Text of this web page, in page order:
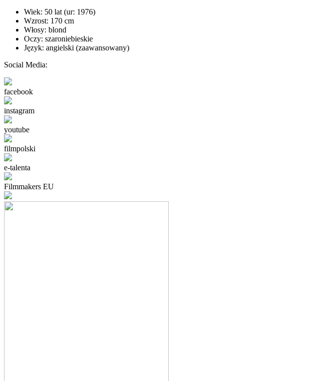
Wiek: 50 lat (ur: 1976)
Wzrost: 170 cm
Włosy: blond
Oczy: szaroniebieskie
Język: angielski (zaawansowany)
Social Media:
facebook
instagram
youtube
filmpolski
e-talenta
Filmmakers EU